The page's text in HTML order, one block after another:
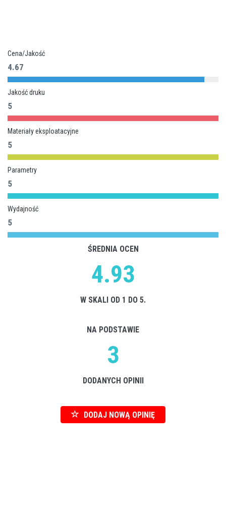
Cena/Jakość
4.67
Jakość druku
5
Materiały eksploatacyjne
5
Parametry
5
Wydajność
5
ŚREDNIA OCEN
4.93
W SKALI OD 1 DO 5.
NA PODSTAWIE
3
DODANYCH OPINII
DODAJ NOWĄ OPINIĘ